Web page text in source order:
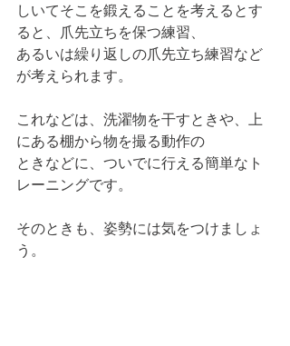
しいてそこを鍛えることを考えるとす
ると、爪先立ちを保つ練習、
あるいは繰り返しの爪先立ち練習など
が考えられます。
これなどは、洗濯物を干すときや、上
にある棚から物を撮る動作の
ときなどに、ついでに行える簡単なト
レーニングです。
そのときも、姿勢には気をつけましょ
う。